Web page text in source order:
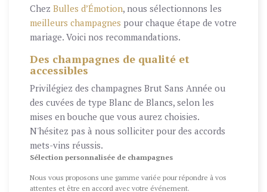
Chez Bulles d’Émotion, nous sélectionnons les
meilleurs champagnes pour chaque étape de votre
mariage. Voici nos recommandations.
Des champagnes de qualité et
accessibles
Privilégiez des champagnes Brut Sans Année ou
des cuvées de type Blanc de Blancs, selon les
mises en bouche que vous aurez choisies.
N'hésitez pas à nous solliciter pour des accords
mets-vins réussis.
Sélection personnalisée de champagnes
Nous vous proposons une gamme variée pour répondre à vos
attentes et être en accord avec votre événement.